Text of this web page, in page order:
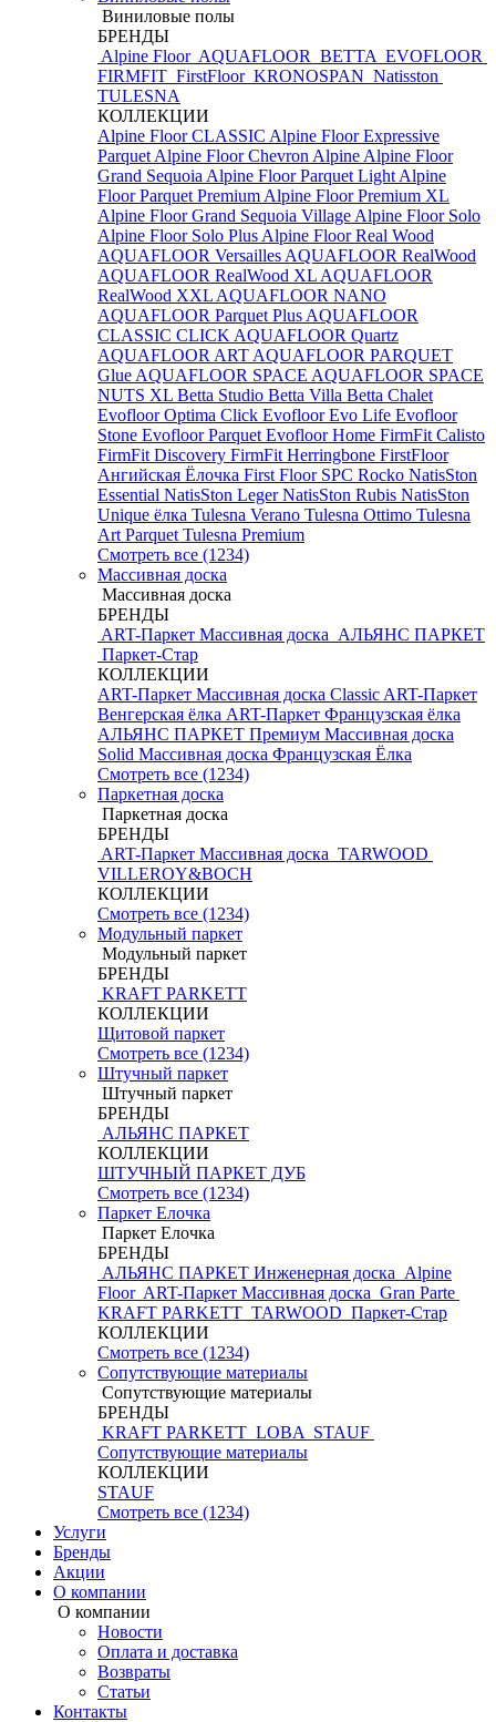
Виниловые полы
БРЕНДЫ
Alpine Floor AQUAFLOOR BETTA EVOFLOOR
FIRMFIT FirstFloor KRONOSPAN Natisston
TULESNA
КОЛЛЕКЦИИ
Alpine Floor CLASSIC Alpine Floor Expressive
Parquet Alpine Floor Chevron Alpine Alpine Floor
Grand Sequoia Alpine Floor Parquet Light Alpine
Floor Parquet Premium Alpine Floor Premium XL
Alpine Floor Grand Sequoia Village Alpine Floor Solo
Alpine Floor Solo Plus Alpine Floor Real Wood
AQUAFLOOR Versailles AQUAFLOOR RealWood
AQUAFLOOR RealWood XL AQUAFLOOR
RealWood XXL AQUAFLOOR NANO
AQUAFLOOR Parquet Plus AQUAFLOOR
CLASSIC CLICK AQUAFLOOR Quartz
AQUAFLOOR ART AQUAFLOOR PARQUET
Glue AQUAFLOOR SPACE AQUAFLOOR SPACE
NUTS XL Betta Studio Betta Villa Betta Chalet
Evofloor Optima Click Evofloor Evo Life Evofloor
Stone Evofloor Parquet Evofloor Home FirmFit Calisto
FirmFit Discovery FirmFit Herringbone FirstFloor
Ангийская Ёлочка First Floor SPC Rocko NatisSton
Essential NatisSton LegerNatisSton Rubis NatisSton
Unique ёлка Tulesna Verano Tulesna Ottimo Tulesna
Art Parquet Tulesna Premium
Смотреть все (1234)
Массивная доска
Массивная доска
БРЕНДЫ
ART-Паркет Массивная доска АЛЬЯНС ПАРКЕТ
Паркет-Стар
КОЛЛЕКЦИИ
ART-Паркет Массивная доска Classic ART-Паркет
Венгерская ёлка ART-Паркет Французская ёлка
АЛЬЯНС ПАРКЕТ Премиум Массивная доска
Solid Массивная доска Французская Ёлка
Смотреть все (1234)
Паркетная доска
Паркетная доска
БРЕНДЫ
ART-Паркет Массивная доска TARWOOD
VILLEROY&BOCH
КОЛЛЕКЦИИ
Смотреть все (1234)
Модульный паркет
Модульный паркет
БРЕНДЫ
KRAFT PARKETT
КОЛЛЕКЦИИ
Щитовой паркет
Смотреть все (1234)
Штучный паркет
Штучный паркет
БРЕНДЫ
АЛЬЯНС ПАРКЕТ
КОЛЛЕКЦИИ
ШТУЧНЫЙ ПАРКЕТ ДУБ
Смотреть все (1234)
Паркет Елочка
Паркет Елочка
БРЕНДЫ
АЛЬЯНС ПАРКЕТ Инженерная доска Alpine
Floor ART-Паркет Массивная доска Gran Parte
KRAFT PARKETT TARWOOD Паркет-Стар
КОЛЛЕКЦИИ
Смотреть все (1234)
Сопутствующие материалы
Сопутствующие материалы
БРЕНДЫ
KRAFT PARKETT LOBA STAUF
Сопутствующие материалы
КОЛЛЕКЦИИ
STAUF
Смотреть все (1234)
Услуги
Бренды
Акции
О компании
О компании
Новости
Оплата и доставка
Возвраты
Статьи
Контакты